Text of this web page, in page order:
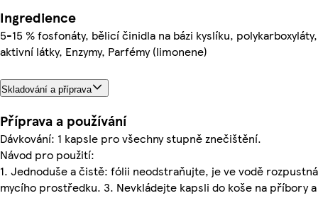
Ingredience
5-15 % fosfonáty, bělicí činidla na bázi kyslíku,
aktivní látky, Enzymy, Parfémy (limonene)
Skladování a příprava
Příprava a používání
Dávkování: 1 kapsle pro všechny stupně znečištění.
Návod pro použití:
1. Jednoduše a čistě: fólii neodstraňujte, je ve vodě
mycího prostředku. 3. Nevkládejte kapsli do koše na příbory